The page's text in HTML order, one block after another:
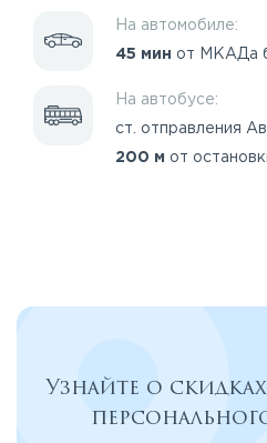
На автомобиле:
45 мин от МКАДа
На автобусе:
ст. отправления
200 м от
Узнайте о